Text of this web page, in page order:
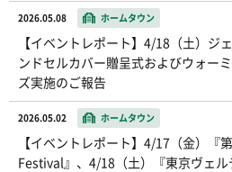
2026.05.08 ホームタウン
【イベントレポート】4/18（土）
ンドセルカバー贈呈式およびウォー
ズ実施のご報告
2026.05.02 ホームタウン
【イベントレポート】4/17（金）『
Festival』、4/18（土）『東京ヴェ